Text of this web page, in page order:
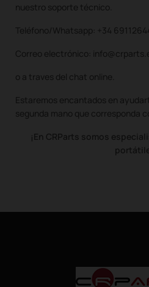
nuestro soporte técnico.
Teléfono/Whatsapp: +34
Correo electrónico:
o a traves del chat online.
Estaremos encantados en
segunda mano que corresponda
¡En CRParts somos